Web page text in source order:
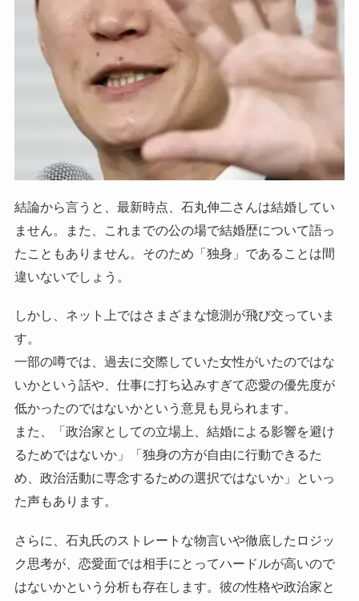
結論から言うと、最新時点、石丸伸二さんは結婚してい
ません。また、これまでの公の場で結婚歴について語っ
たこともありません。そのため「独身」であることは間
違いないでしょう。
しかし、ネット上ではさまざまな憶測が飛び交っていま
す。
一部の噂では、過去に交際していた女性がいたのではな
いかという話や、仕事に打ち込みすぎて恋愛の優先度が
低かったのではないかという意見も見られます。
また、「政治家としての立場上、結婚による影響を避け
るためではないか」「独身の方が自由に行動できるた
め、政治活動に専念するための選択ではないか」といっ
た声もあります。
さらに、石丸氏のストレートな物言いや徹底したロジッ
ク思考が、恋愛面では相手にとってハードルが高いので
はないかという分析も存在します。彼の性格や政治家と